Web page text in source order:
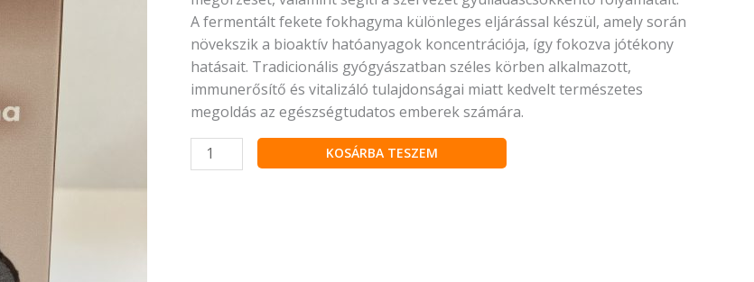
A fermentált fekete fokhagyma különleges eljárással készül, amely során
növekszik a bioaktív hatóanyagok koncentrációja, így fokozva jótékony
hatásait. Tradicionális gyógyászatban széles körben alkalmazott,
immunerősítő és vitalizáló tulajdonságai miatt kedvelt természetes
megoldás az egészségtudatos emberek számára.
KOSÁRBA TESZEM